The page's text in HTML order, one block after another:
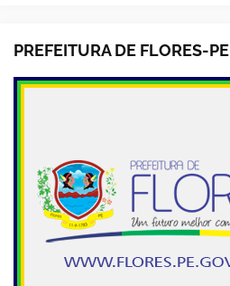
PREFEITURA DE FLORES-PE